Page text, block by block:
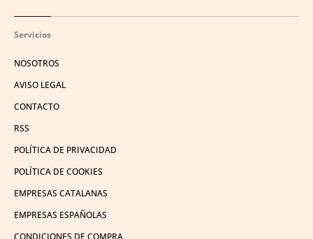
Servicios
NOSOTROS
AVISO LEGAL
CONTACTO
RSS
POLÍTICA DE PRIVACIDAD
POLÍTICA DE COOKIES
EMPRESAS CATALANAS
EMPRESAS ESPAÑOLAS
CONDICIONES DE COMPRA